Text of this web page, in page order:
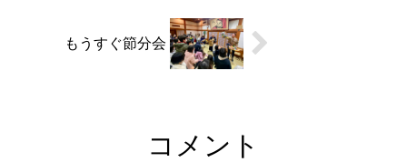
もうすぐ節分会
コメント